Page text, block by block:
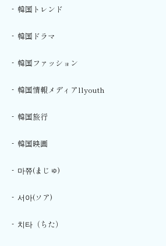
韓国トレンド
韓国ドラマ
韓国ファッション
韓国情報メディアllyouth
韓国旅行
韓国映画
마쮸(まじゅ)
서아(ソア)
치타（ちた）